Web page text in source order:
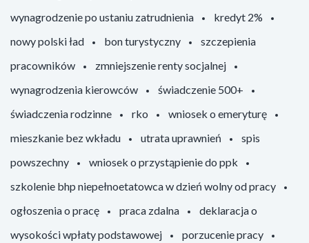
wynagrodzenie po ustaniu zatrudnienia
kredyt 2%
nowy polski ład
bon turystyczny
szczepienia
pracowników
zmniejszenie renty socjalnej
wynagrodzenia kierowców
świadczenie 500+
świadczenia rodzinne
rko
wniosek o emeryturę
mieszkanie bez wkładu
utrata uprawnień
spis
powszechny
wniosek o przystąpienie do ppk
szkolenie bhp niepełnoetatowca w dzień wolny od pracy
ogłoszenia o pracę
praca zdalna
deklaracja o
wysokości wpłaty podstawowej
porzucenie pracy